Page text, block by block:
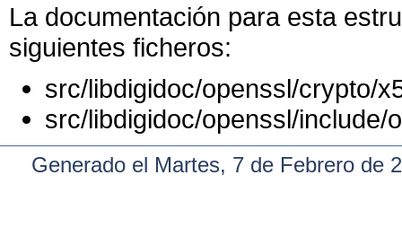
La documentación para esta
siguientes ficheros:
src/libdigidoc/openssl/crypto/
src/libdigidoc/openssl/include/
Generado el Martes, 7 de Febrero de